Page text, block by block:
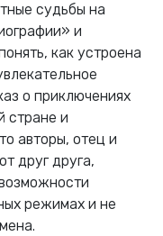
судьбы на
и
как устроена
о приключениях
стране и
авторы, отец и
друг друга,
режимах и не